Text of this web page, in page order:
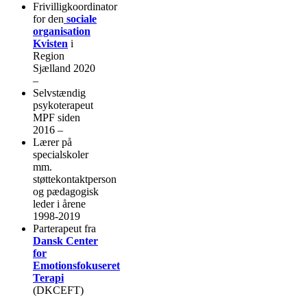
Frivilligkoordinator
for den sociale
organisation
Kvisten i
Region
Sjælland 2020
–
Selvstændig
psykoterapeut
MPF siden
2016 –
Lærer på
specialskoler
mm.
støttekontaktperson
og pædagogisk
leder i årene
1998-2019
Parterapeut fra
Dansk Center
for
Emotionsfokuseret
Terapi
(DKCEFT)